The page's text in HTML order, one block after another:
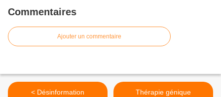
Commentaires
Ajouter un commentaire
< Désinformation
Thérapie génique